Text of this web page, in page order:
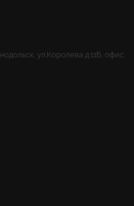
ул.Королева д.11Б, офис